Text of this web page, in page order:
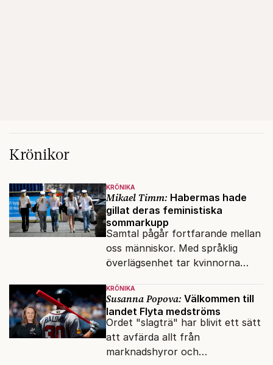
Krönikor
KRÖNIKA
Mikael Timm: Habermas hade
gillat deras feministiska
sommarkupp
Samtal pågår fortfarande mellan
oss människor. Med språklig
överlägsenhet tar kvinnorna
KRÖNIKA
Susanna Popova: Välkommen till
landet Flyta medströms
Ordet "slagträ" har blivit ett sätt
att avfärda allt från
marknadshyror och